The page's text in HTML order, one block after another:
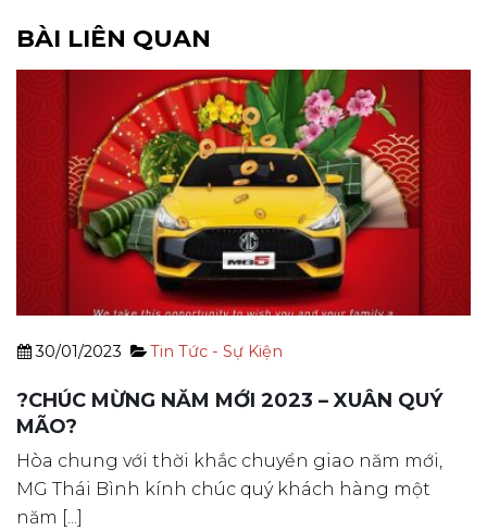
BÀI LIÊN QUAN
30/01/2023 Tin Tức - Sự Kiện
?CHÚC MỪNG NĂM MỚI 2023 – XUÂN QUÝ
MÃO?
Hòa chung với thời khắc chuyển giao năm mới,
MG Thái Bình kính chúc quý khách hàng một
năm [...]